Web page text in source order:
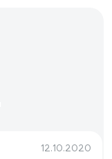
12.10.2020